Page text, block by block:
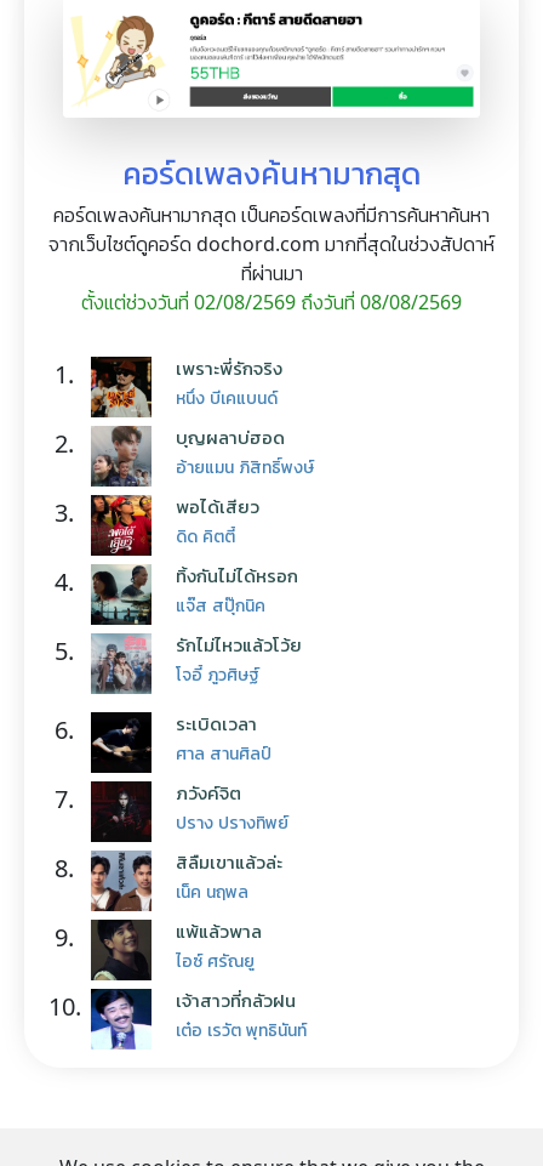
คอร์ดเพลงค้นหามากสุด
คอร์ดเพลงค้นหามากสุด เป็นคอร์ดเพลงที่มีการค้นหาค้นหา
จากเว็บไซต์ดูคอร์ด dochord.com มากที่สุดในช่วงสัปดาห์
ที่ผ่านมา
ตั้งแต่ช่วงวันที่ 02/08/2569 ถึงวันที่ 08/08/2569
1. เพราะพี่รักจริง
หนึ่ง บีเคแบนด์
2. บุญผลาบ่ฮอด
อ้ายแมน ภิสิทธิ์พงษ์
3. พอได้เสียว
ดิด คิตตี้
4. ทิ้งกันไม่ได้หรอก
แจ๊ส สปุ๊กนิค
5. รักไม่ไหวแล้วโว้ย
โจอี้ ภูวศิษฐ์
6. ระเบิดเวลา
ศาล สานศิลป์
7. ภวังค์จิต
ปราง ปรางทิพย์
8. สิลืมเขาแล้วล่ะ
เน็ค นฤพล
9. แพ้แล้วพาล
ไอซ์ ศรัณยู
10. เจ้าสาวที่กลัวฝน
เต๋อ เรวัต พุทธินันท์